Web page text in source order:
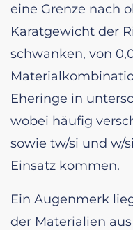
eine Grenze nach
Karatgewicht der
schwanken, von
Eheringe in
wobei häufig
sowie tw/si und w/
Einsatz kommen.
Ein Augenmerk
der Materialien